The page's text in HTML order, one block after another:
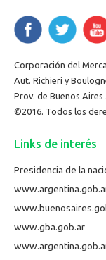
Corporación del
Aut. Richieri y
Prov. de Buenos
©2016. Todos los
Links de interés
Presidencia de la
www.gba.gob.ar